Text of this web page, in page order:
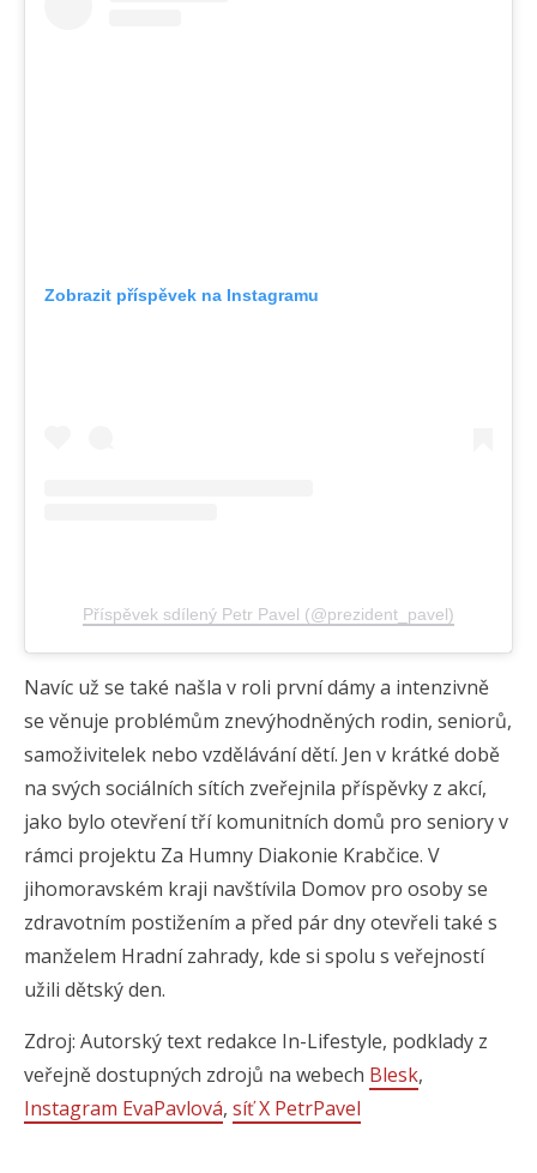
Zobrazit příspěvek na Instagramu
Příspěvek sdílený Petr Pavel (@prezident_pavel)
Navíc už se také našla v roli první dámy a intenzivně
se věnuje problémům znevýhodněných rodin, seniorů,
samoživitelek nebo vzdělávání dětí. Jen v krátké době
na svých sociálních sítích zveřejnila příspěvky z akcí,
jako bylo otevření tří komunitních domů pro seniory v
rámci projektu Za Humny Diakonie Krabčice. V
jihomoravském kraji navštívila Domov pro osoby se
zdravotním postižením a před pár dny otevřeli také s
manželem Hradní zahrady, kde si spolu s veřejností
užili dětský den.
Zdroj: Autorský text redakce In-Lifestyle, podklady z
veřejně dostupných zdrojů na webech Blesk,
Instagram EvaPavlová, síť X PetrPavel